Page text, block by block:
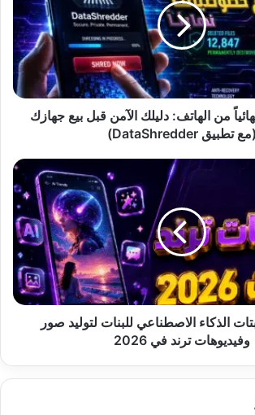
من الهاتف: دليلك الآمن قبل بيع جهازك
(مع تطبيق DataShredder)
برومبتات الذكاء الاصطناعي للبنات لتوليد صور
وفيديوهات ترند في 2026